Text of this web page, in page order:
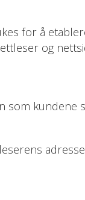
for å
og
som kundene